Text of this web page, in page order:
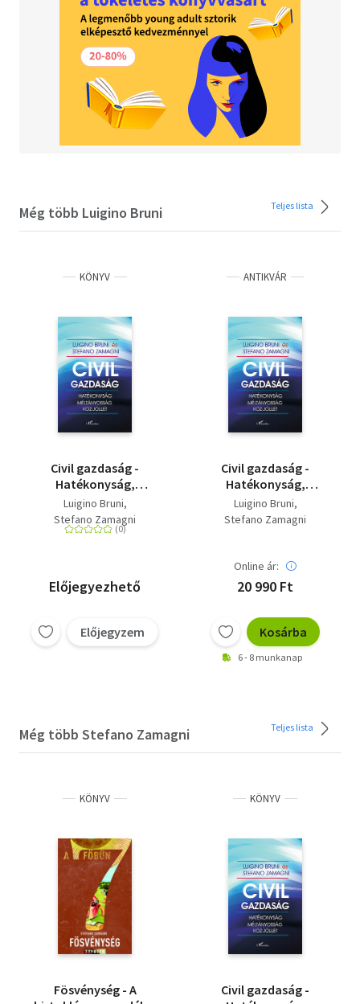
amely már-már elveszett, és amely most - Bruninak és
Zamagninak - nagy segítségünkre lehet abban, hogy a
körülöttünk zajló válságok közepette újragondoljuk a
gazdaságtant.
Még több Luigino Bruni Teljes lista
KÖNYV
Civil gazdaság -
Hatékonyság,
méltányosság és köz-
jóllét
Luigino Bruni
Stefano Zamagni
Előjegyezhető
Előjegyzem
ANTIKVÁR
Civil gazdaság -
Hatékonyság,
méltányosság és köz-
jóllét
Luigino Bruni
Stefano Zamagni
Online ár:
20 990 Ft
Kosárba
6 - 8 munkanap
Még több Stefano Zamagni Teljes lista
KÖNYV
Fösvénység - A
KÖNYV
Civil gazdaság -